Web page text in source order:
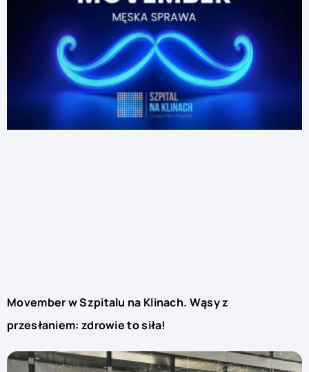
Movember w Szpitalu na Klinach. Wąsy z
przesłaniem: zdrowie to siła!